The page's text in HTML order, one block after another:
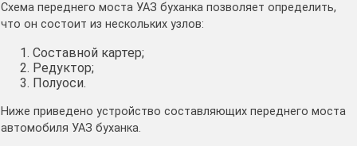
Схема переднего моста УАЗ буханка позволяет определить,
что он состоит из нескольких узлов:
Составной картер;
Редуктор;
Полуоси.
Ниже приведено устройство составляющих переднего моста
автомобиля УАЗ буханка.